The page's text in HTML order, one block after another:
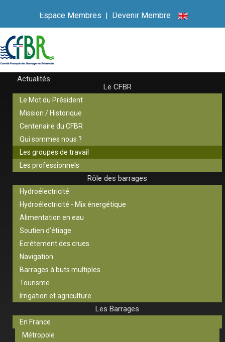
Espace Membres | Devenir Membre
Actualités
Le CFBR
Le Mot du Président
Mission / Historique
Centenaire du CFBR
Qui sommes nous ?
Les groupes de travail
Les professionnels
Rôle des barrages
Hydroélectricité
Hydroélectricité - Mix énergétique
Alimentation en eau
Soutien d’étiage
Ecrêtement des crues
Navigation
Barrages à buts multiples
Tourisme
Irrigation et agriculture
Les Barrages
En France
Métropole